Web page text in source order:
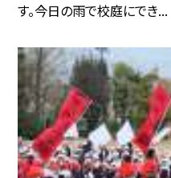
す。今日の雨で校庭にでき...